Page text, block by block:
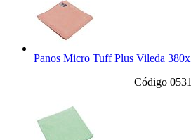
Panos Micro Tuff Plus Vileda
Código